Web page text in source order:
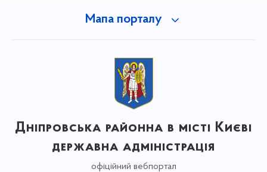
Мапа порталу
Дніпровська районна в місті Києві
державна адміністрація
офіційний вебпортал